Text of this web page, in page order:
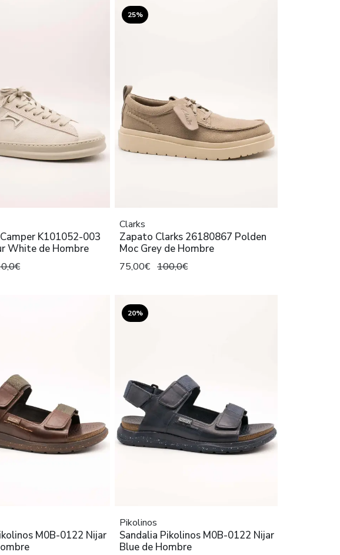
K101052-003
White de Hombre
25%
Clarks
Zapato Clarks 26180867 Polden
Moc Grey de Hombre
75,00€ 100,0€
M0B-0122 Nijar
20%
Pikolinos
Sandalia Pikolinos M0B-0122 Nijar
Blue de Hombre